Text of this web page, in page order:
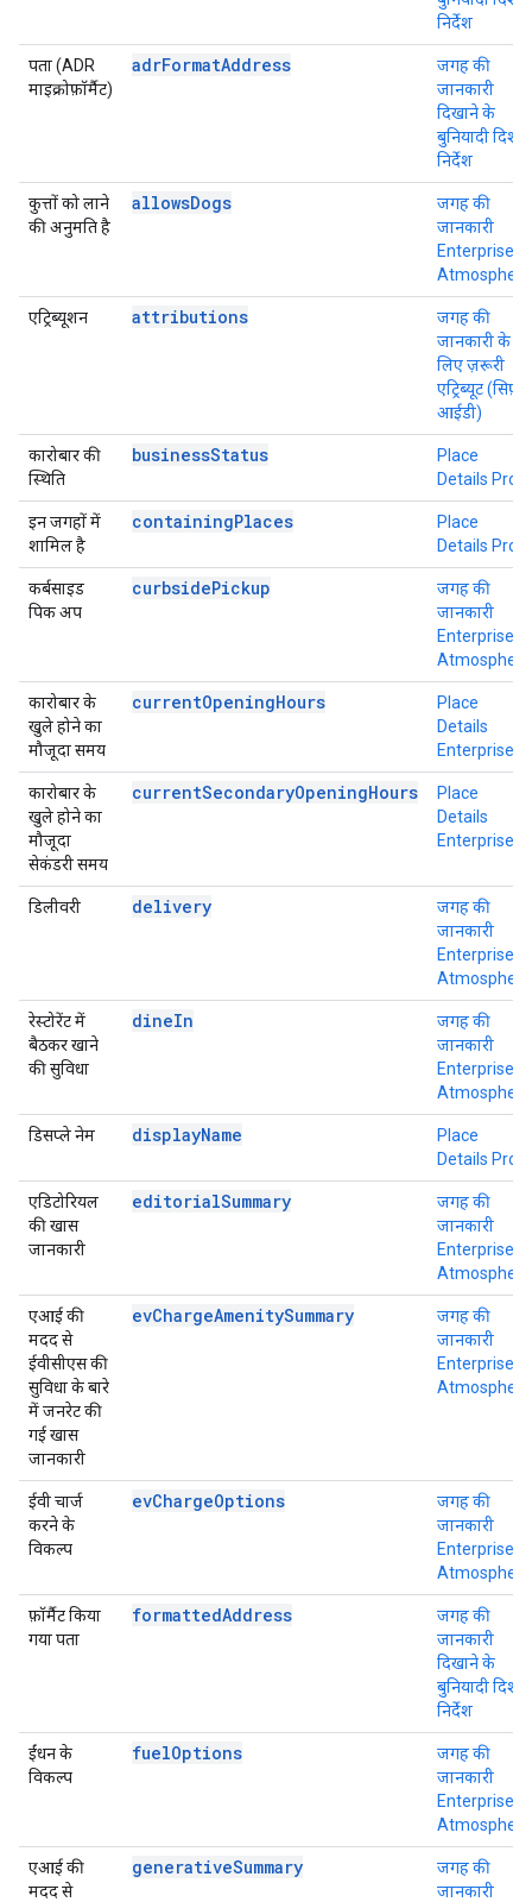
निर्देश
पता (ADR
माइक्रोफ़ॉर्मैट)
adrFormatAddress
जगह की
जानकारी
दिखाने के
बुनियादी दिशा-
निर्देश
कुत्तों को लाने
की अनुमति है
allowsDogs
जगह की
जानकारी
Enterprise +
Atmosphere
एट्रिब्यूशन attributions
जगह की
जानकारी के
लिए ज़रूरी
एट्रिब्यूट (सिर्फ़
आईडी)
कारोबार की
स्थिति
businessStatus
Place
Details Pro
इन जगहों में
शामिल है
containingPlaces
Place
Details Pro
कर्बसाइड
पिक अप
curbsidePickup
जगह की
जानकारी
Enterprise +
Atmosphere
कारोबार के
खुले होने का
मौजूदा समय
currentOpeningHours
Place
Details
Enterprise
कारोबार के
खुले होने का
मौजूदा
सेकंडरी समय
currentSecondaryOpeningHours
Place
Details
Enterprise
डिलीवरी delivery
जगह की
जानकारी
Enterprise +
Atmosphere
रेस्टोरेंट में
बैठकर खाने
की सुविधा
dineIn
जगह की
जानकारी
Enterprise +
Atmosphere
डिसप्ले नेम displayName
Place
Details Pro
एडिटोरियल
की खास
जानकारी
editorialSummary
जगह की
जानकारी
Enterprise +
Atmosphere
एआई की
मदद से
ईवीसीएस की
सुविधा के बारे
में जनरेट की
गई खास
जानकारी
evChargeAmenitySummary
जगह की
जानकारी
Enterprise +
Atmosphere
ईवी चार्ज
करने के
विकल्प
evChargeOptions
जगह की
जानकारी
Enterprise +
Atmosphere
फ़ॉर्मैट किया
गया पता
formattedAddress
जगह की
जानकारी
दिखाने के
बुनियादी दिशा-
निर्देश
ईंधन के
विकल्प
fuelOptions
जगह की
जानकारी
Enterprise +
Atmosphere
एआई की
मदद से
generativeSummary
जगह की
जानकारी